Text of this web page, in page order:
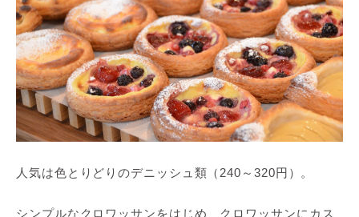
人気は色とりどりのデニッシュ類（240～320円）。
シンプルなクロワッサンをはじめ、クロワッサンにカス